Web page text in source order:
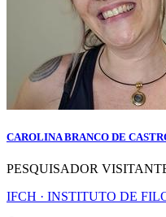
CAROLINA BRANCO DE
PESQUISADOR
IFCH · INSTITUTO DE